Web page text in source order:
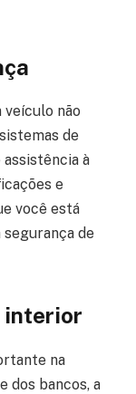
veículo não
de
à
e
você está
de
interior
na
dos bancos, a